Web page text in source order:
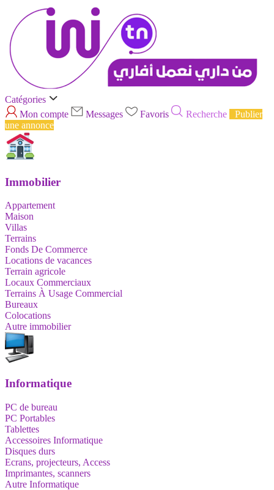
Catégories
Mon compte
Messages Favoris Recherche
Publier
une annonce
Immobilier
Appartement
Maison
Villas
Terrains
Fonds De Commerce
Locations de vacances
Terrain agricole
Locaux Commerciaux
Terrains À Usage Commercial
Bureaux
Colocations
Autre immobilier
Informatique
PC de bureau
PC Portables
Tablettes
Accessoires Informatique
Disques durs
Ecrans, projecteurs, Access
Imprimantes, scanners
Autre Informatique